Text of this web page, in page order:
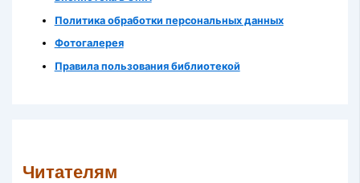
Политика обработки персональных данных
Фотогалерея
Правила пользования библиотекой
Читателям